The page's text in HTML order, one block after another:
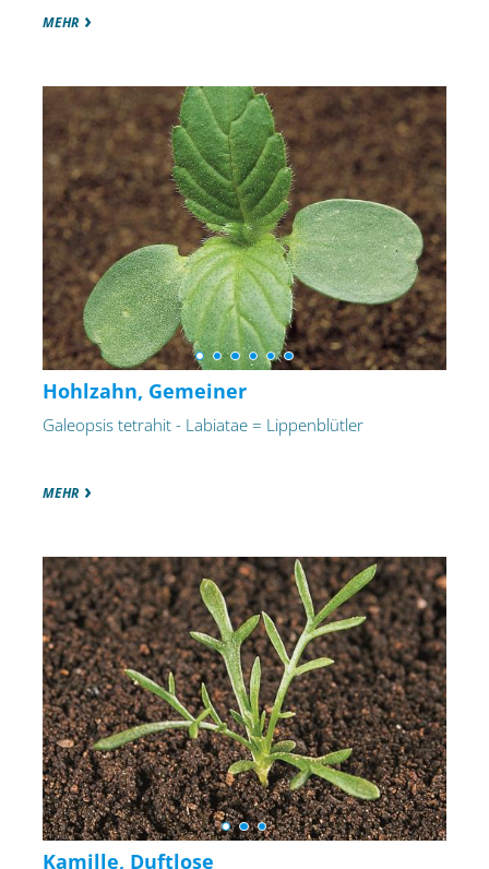
MEHR
Hohlzahn, Gemeiner
Galeopsis tetrahit - Labiatae = Lippenblütler
MEHR
Kamille, Duftlose